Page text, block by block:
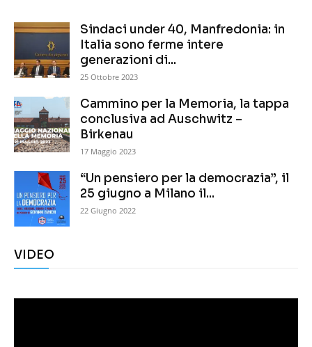
Sindaci under 40, Manfredonia: in
Italia sono ferme intere
generazioni di...
25 Ottobre 2023
Cammino per la Memoria, la tappa
conclusiva ad Auschwitz –
Birkenau
17 Maggio 2023
“Un pensiero per la democrazia”, il
25 giugno a Milano il...
22 Giugno 2022
VIDEO